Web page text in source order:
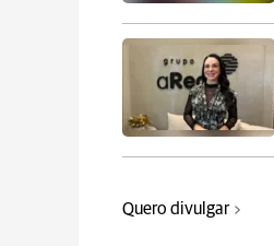
Quero divulgar